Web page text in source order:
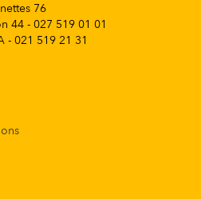
76
44 - 027 519 01 01
- 021 519 21 31